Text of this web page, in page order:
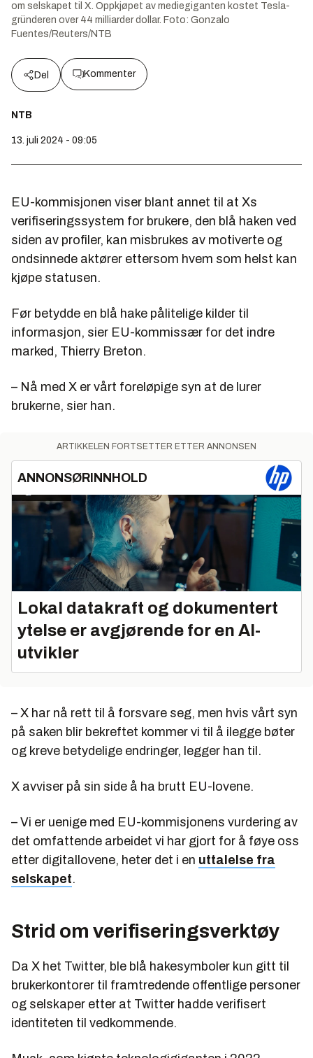
om selskapet til X. Oppkjøpet av mediegiganten kostet Tesla-
gründeren over 44 milliarder dollar. Foto: Gonzalo
Fuentes/Reuters/NTB
Del Kommenter
NTB
13. juli 2024 - 09:05
EU-kommisjonen viser blant annet til at Xs
verifiseringssystem for brukere, den blå haken ved
siden av profiler, kan misbrukes av motiverte og
ondsinnede aktører ettersom hvem som helst kan
kjøpe statusen.
Før betydde en blå hake pålitelige kilder til
informasjon, sier EU-kommissær for det indre
marked, Thierry Breton.
– Nå med X er vårt foreløpige syn at de lurer
brukerne, sier han.
ARTIKKELEN FORTSETTER ETTER ANNONSEN
ANNONSØRINNHOLD
Lokal datakraft og dokumentert
ytelse er avgjørende for en AI-
utvikler
– X har nå rett til å forsvare seg, men hvis vårt syn
på saken blir bekreftet kommer vi til å ilegge bøter
og kreve betydelige endringer, legger han til.
X avviser på sin side å ha brutt EU-lovene.
– Vi er uenige med EU-kommisjonens vurdering av
det omfattende arbeidet vi har gjort for å føye oss
etter digitallovene, heter det i en uttalelse fra
selskapet.
Strid om verifiseringsverktøy
Da X het Twitter, ble blå hakesymboler kun gitt til
brukerkontorer til framtredende offentlige personer
og selskaper etter at Twitter hadde verifisert
identiteten til vedkommende.